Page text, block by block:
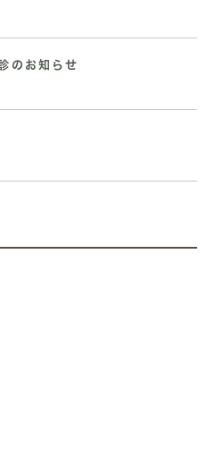
のお知らせ